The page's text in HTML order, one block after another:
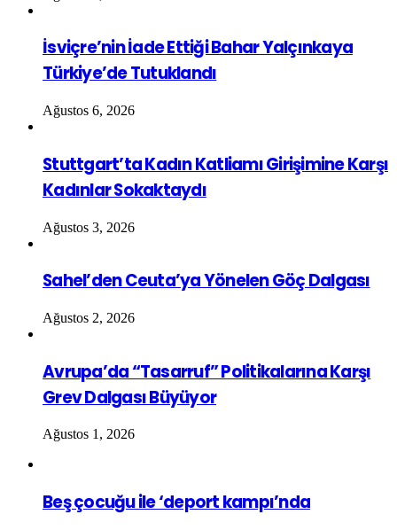
İsviçre’nin İade Ettiği Bahar Yalçınkaya
Türkiye’de Tutuklandı
Ağustos 6, 2026
Stuttgart’ta Kadın Katliamı Girişimine Karşı
Kadınlar Sokaktaydı
Ağustos 3, 2026
Sahel’den Ceuta’ya Yönelen Göç Dalgası
Ağustos 2, 2026
Avrupa’da “Tasarruf” Politikalarına Karşı
Grev Dalgası Büyüyor
Ağustos 1, 2026
Beş çocuğu ile ‘deport kampı’nda